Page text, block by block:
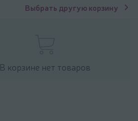
Выбрать другую корзину
В корзине нет товаров